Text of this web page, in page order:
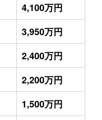
4,100万円
3,950万円
2,400万円
2,200万円
1,500万円